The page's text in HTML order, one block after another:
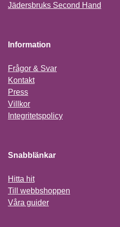
Jädersbruks Second Hand
Information
Frågor & Svar
Kontakt
Press
Villkor
Integritetspolicy
Snabblänkar
Hitta hit
Till webbshoppen
Våra guider